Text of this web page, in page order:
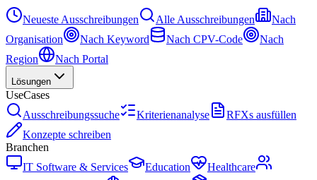
Neueste Ausschreibungen Alle Ausschreibungen
Nach
Organisation
Nach Keyword Nach CPV-Code
Nach
Region
Nach Portal
Lösungen
UseCases
Ausschreibungssuche
Kriterienanalyse
RFXs ausfüllen
Konzepte schreiben
Branchen
IT Software & Services
Education
Healthcare